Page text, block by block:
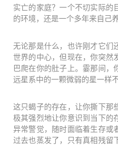
实亡的家庭？一个不切实际的
的环境，还是一个多年来自己
无论那是什么，也许刚才它们
世界的中心，但现在，你突然
巴爬在你的肚子上。霎那间，
远星系中的一颗微弱的星一样不
这只蝎子的存在， 让你撕下那
极其强烈地让你意识到 当下的
异常警觉，随时面临着生存或
过去也蒸发了，只有真相残留